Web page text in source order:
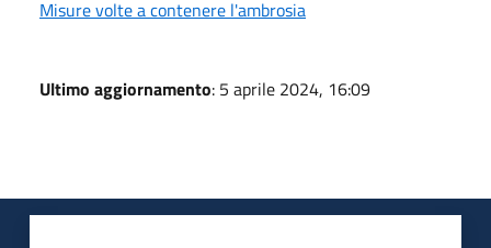
Misure volte a contenere l'ambrosia
Ultimo aggiornamento: 5 aprile 2024, 16:09